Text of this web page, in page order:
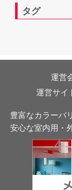
タグ
運営
運営サイ
豊富なカラーバ
安心な室内用・